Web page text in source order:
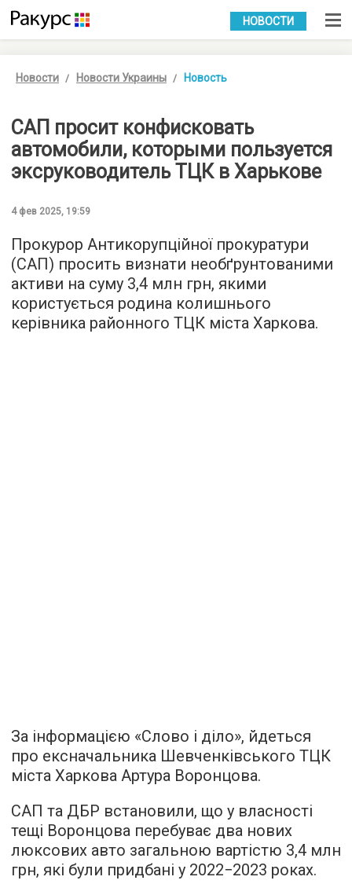
УКР РУС
НОВОСТИ
Новости Новости Украины Новость
САП просит конфисковать
автомобили, которыми пользуется
эксруководитель ТЦК в Харькове
4 фев 2025, 19:59
Прокурор Антикорупційної прокуратури
(САП) просить визнати необґрунтованими
активи на суму 3,4 млн грн, якими
користується родина колишнього
керівника районного ТЦК міста Харкова.
За інформацією «Слово і діло», йдеться
про ексначальника Шевченківського ТЦК
міста Харкова Артура Воронцова.
САП та ДБР встановили, що у власності
тещі Воронцова перебуває два нових
люксових авто загальною вартістю 3,4 млн
грн, які були придбані у 2022−2023 роках.